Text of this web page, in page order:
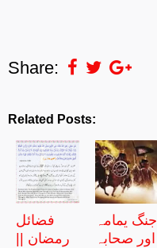
Share:
Related Posts:
فضائل
رمضان ||
جنگ یمامہ
اور صحابہ